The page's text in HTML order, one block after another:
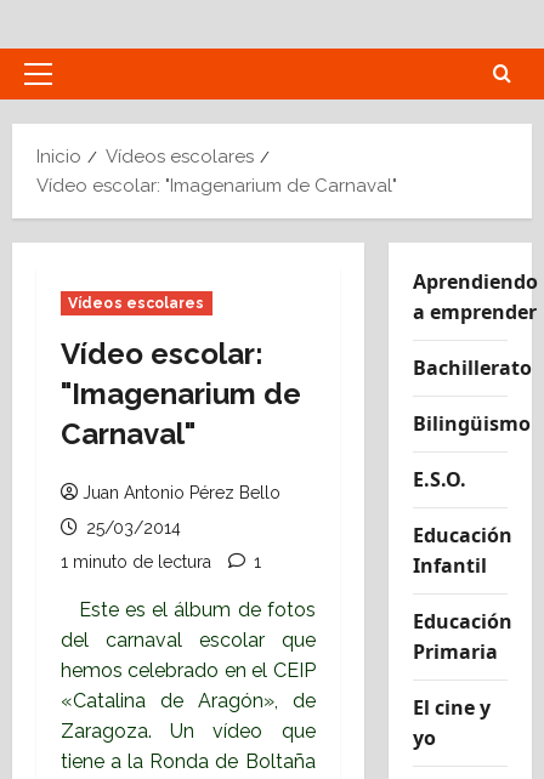
al
contenido
Menú
Inicio
Vídeos escolares
Vídeo escolar: "Imagenarium de Carnaval"
Vídeos escolares
Vídeo escolar:
"Imagenarium de
Carnaval"
Juan Antonio Pérez Bello
25/03/2014
1 minuto de lectura
1
Este es el álbum de fotos
del carnaval escolar que
hemos celebrado en el CEIP
«Catalina de Aragón», de
Zaragoza. Un vídeo que
tiene a la Ronda de Boltaña
Aprendiendo
a emprender
Bachillerato
Bilingüismo
E.S.O.
Educación
Infantil
Educación
Primaria
El cine y
yo